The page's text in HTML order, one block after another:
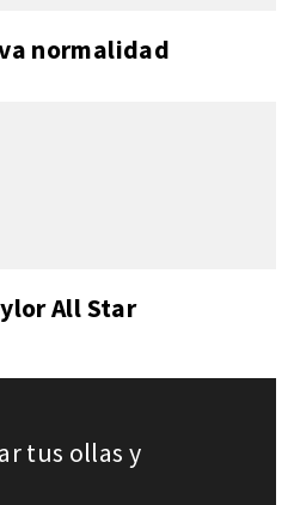
normalidad
All Star
tus ollas y